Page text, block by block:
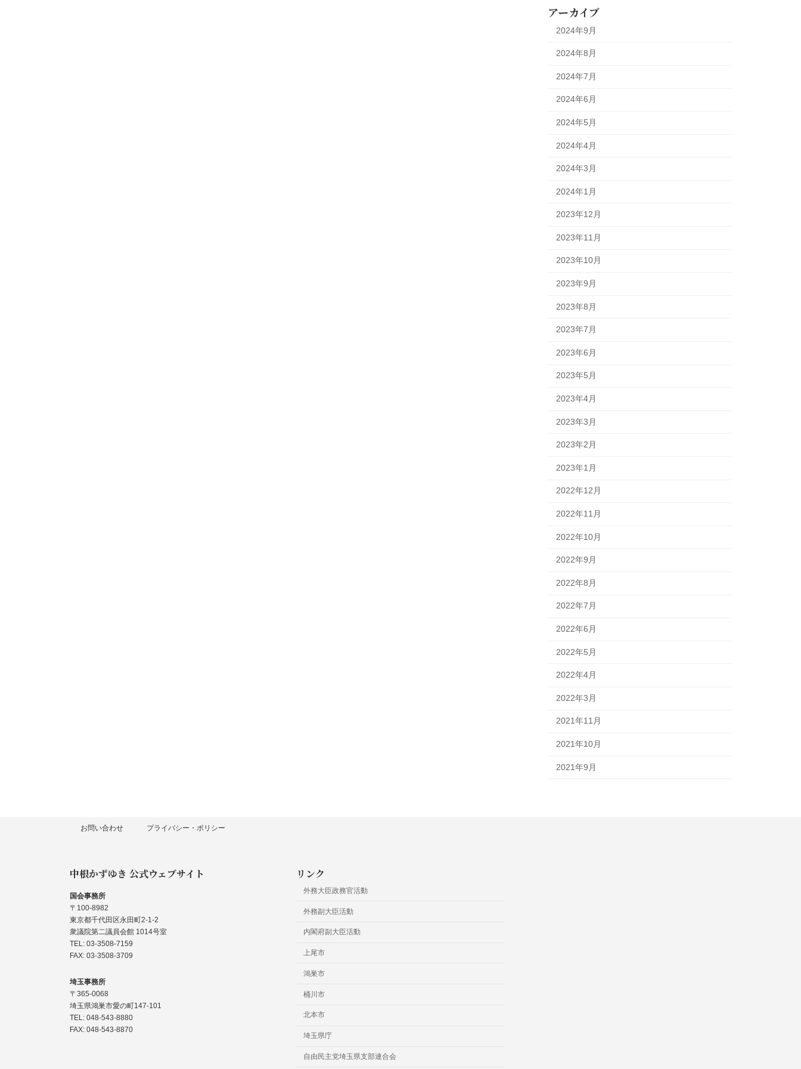
アーカイブ
2024年9月
2024年8月
2024年7月
2024年6月
2024年5月
2024年4月
2024年3月
2024年1月
2023年12月
2023年11月
2023年10月
2023年9月
2023年8月
2023年7月
2023年6月
2023年5月
2023年4月
2023年3月
2023年2月
2023年1月
2022年12月
2022年11月
2022年10月
2022年9月
2022年8月
2022年7月
2022年6月
2022年5月
2022年4月
2022年3月
2021年11月
2021年10月
2021年9月
お問い合わせ プライバシー・ポリシー
中根かずゆき 公式ウェブサイト
国会事務所
〒100-8982
東京都千代田区永田町2-1-2
衆議院第二議員会館 1014号室
TEL: 03-3508-7159
FAX: 03-3508-3709
埼玉事務所
〒365-0068
埼玉県鴻巣市愛の町147-101
TEL: 048-543-8880
FAX: 048-543-8870
リンク
外務大臣政務官活動
外務副大臣活動
内閣府副大臣活動
上尾市
鴻巣市
桶川市
北本市
埼玉県庁
自由民主党埼玉県支部連合会